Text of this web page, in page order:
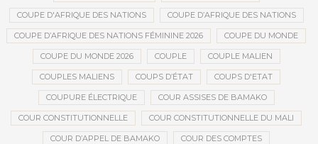
COUPE D'AFRIQUE DES NATIONS COUPE D’AFRIQUE DES NATIONS
COUPE D’AFRIQUE DES NATIONS FÉMININE 2026 COUPE DU MONDE
COUPE DU MONDE 2026 COUPLE COUPLE MALIEN
COUPLES MALIENS COUPS D’ÉTAT COUPS D'ETAT
COUPURE ÉLECTRIQUE COUR ASSISES DE BAMAKO
COUR CONSTITUTIONNELLE COUR CONSTITUTIONNELLE DU MALI
COUR D’APPEL DE BAMAKO COUR DES COMPTES